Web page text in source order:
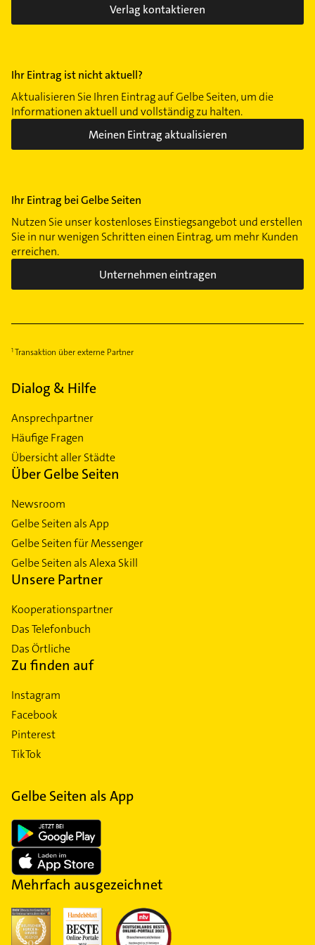
Verlag kontaktieren
Ihr Eintrag ist nicht aktuell?
Aktualisieren Sie Ihren Eintrag auf Gelbe Seiten, um die
Informationen aktuell und vollständig zu halten.
Meinen Eintrag aktualisieren
Ihr Eintrag bei Gelbe Seiten
Nutzen Sie unser kostenloses Einstiegsangebot und erstellen
Sie in nur wenigen Schritten einen Eintrag, um mehr Kunden
erreichen.
Unternehmen eintragen
Transaktion über externe Partner
Dialog & Hilfe
Ansprechpartner
Häufige Fragen
Übersicht aller Städte
Über Gelbe Seiten
Newsroom
Gelbe Seiten als App
Gelbe Seiten für Messenger
Gelbe Seiten als Alexa Skill
Unsere Partner
Kooperationspartner
Das Telefonbuch
Das Örtliche
Zu finden auf
Instagram
Facebook
Pinterest
TikTok
Gelbe Seiten als App
Mehrfach ausgezeichnet